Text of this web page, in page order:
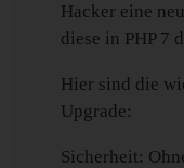
Hacker eine
diese in PHP 7
Hier sind die
Upgrade:
Sicherheit: